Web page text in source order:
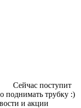
Сейчас поступит
поднимать трубку :)
и акции